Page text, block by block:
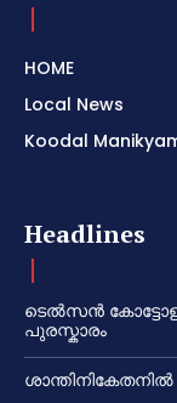
HOME
Local News
Koodal
Headlines
ടെൽസൻ
പുരസ്കാരം